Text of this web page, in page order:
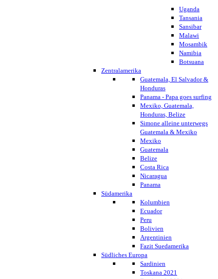
Uganda
Tansania
Sansibar
Malawi
Mosambik
Namibia
Botsuana
Zentralamerika
Guatemala, El Salvador &
Honduras
Panama - Papa goes surfing
Mexiko, Guatemala,
Honduras, Belize
Simone alleine unterwegs
Guatemala & Mexiko
Mexiko
Guatemala
Belize
Costa Rica
Nicaragua
Panama
Südamerika
Kolumbien
Ecuador
Peru
Bolivien
Argentinien
Fazit Suedamerika
Südliches Europa
Sardinien
Toskana 2021